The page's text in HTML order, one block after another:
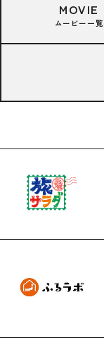
MOVIE
ムービー一覧